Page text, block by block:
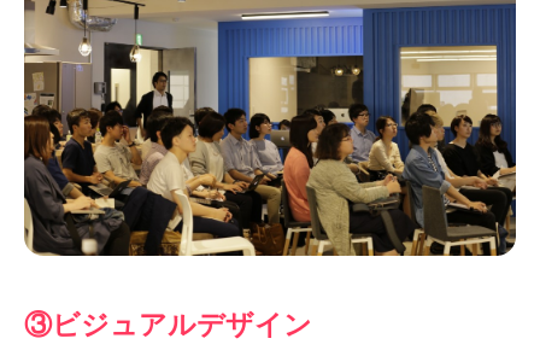
③ビジュアルデザイン